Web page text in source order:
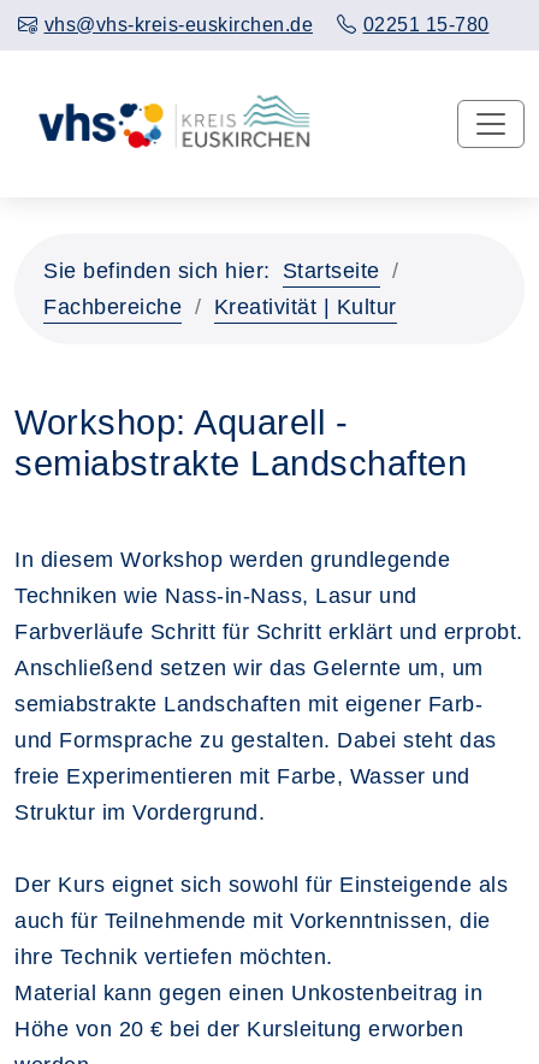
vhs@vhs-kreis-euskirchen.de 02251 15-780
Sie befinden sich hier:
Startseite
Fachbereiche
Kreativität | Kultur
Workshop: Aquarell -
semiabstrakte Landschaften
In diesem Workshop werden grundlegende
Techniken wie Nass-in-Nass, Lasur und
Farbverläufe Schritt für Schritt erklärt und erprobt.
Anschließend setzen wir das Gelernte um, um
semiabstrakte Landschaften mit eigener Farb-
und Formsprache zu gestalten. Dabei steht das
freie Experimentieren mit Farbe, Wasser und
Struktur im Vordergrund.
Der Kurs eignet sich sowohl für Einsteigende als
auch für Teilnehmende mit Vorkenntnissen, die
ihre Technik vertiefen möchten.
Material kann gegen einen Unkostenbeitrag in
Höhe von 20 € bei der Kursleitung erworben